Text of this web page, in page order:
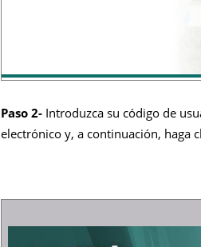
Paso 2- Introduzca su código de
electrónico y, a continuación, haga